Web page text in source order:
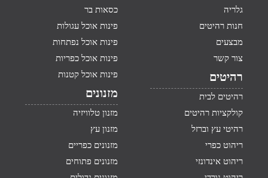
גלריה
חנות רהיטים
מבצעים
צור קשר
רהיטים
רהיטים לבית
קולקציות רהיטים
רהיטי עץ וברזל
ריהוט כפרי
ריהוט אינדונזי
כסאות בר
פינות אוכל עגולות
פינות אוכל נפתחות
פינות אוכל כפריות
פינות אוכל קטנות
מזנונים
מזנון טלוויזיה
מזנון עץ
מזנונים כפריים
מזנונים פתוחים